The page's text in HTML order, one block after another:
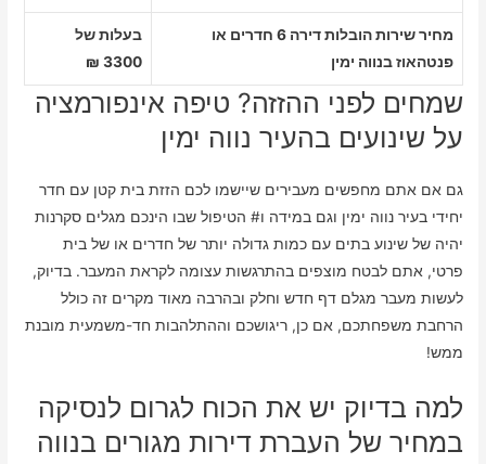
מחיר שירות הובלות דירה 6 חדרים או
פנטהאוז בנווה ימין
בעלות של
3300 ₪
שמחים לפני ההזזה? טיפה אינפורמציה
על שינועים בהעיר נווה ימין
גם אם אתם מחפשים מעבירים שיישמו לכם הזזת בית קטן עם חדר
יחידי בעיר נווה ימין וגם במידה ו# הטיפול שבו הינכם מגלים סקרנות
יהיה של שינוע בתים עם כמות גדולה יותר של חדרים או של בית
פרטי, אתם לבטח מוצפים בהתרגשות עצומה לקראת המעבר. בדיוק,
לעשות מעבר מגלם דף חדש וחלק ובהרבה מאוד מקרים זה כולל
הרחבת משפחתכם, אם כן, ריגושכם וההתלהבות חד-משמעית מובנת
ממש!
למה בדיוק יש את הכוח לגרום לנסיקה
במחיר של העברת דירות מגורים בנווה